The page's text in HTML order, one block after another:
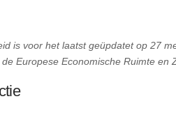
is voor het laatst geüpdatet op 27
Europese Economische Ruimte en